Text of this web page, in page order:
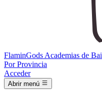
FlaminGods Academias de
Por Provincia
Acceder
Abrir menú